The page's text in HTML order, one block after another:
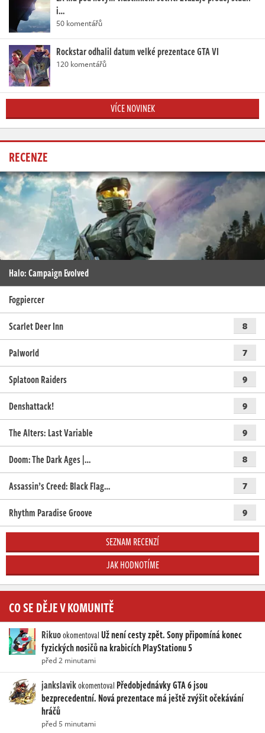
i…
50 komentářů
Rockstar odhalil datum velké prezentace GTA VI
120 komentářů
VÍCE NOVINEK
RECENZE
Halo: Campaign Evolved
Fogpiercer
Scarlet Deer Inn
8
Palworld 7
Splatoon Raiders 9
Denshattack! 9
The Alters: Last Variable 9
Doom: The Dark Ages |… 8
Assassin’s Creed: Black Flag… 7
Rhythm Paradise Groove 9
SEZNAM RECENZÍ
JAK HODNOTÍME
CO SE DĚJE V KOMUNITĚ
RikuookomentovalUž není cesty zpět. Sony připomíná konec
fyzických nosičů na krabicích PlayStationu 5
před 2 minutami
jankslavikokomentoval Předobjednávky GTA 6 jsou
bezprecedentní. Nová prezentace má ještě zvýšit očekávání
hráčů
před 5 minutami